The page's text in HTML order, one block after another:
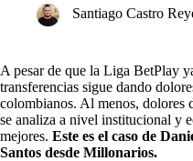
Santiago Castro
A pesar de que la Liga BetPlay
transferencias sigue dando
colombianos. Al menos, dolores
se analiza a nivel institucional y
mejores. Este es el caso de
Santos desde Millonarios.